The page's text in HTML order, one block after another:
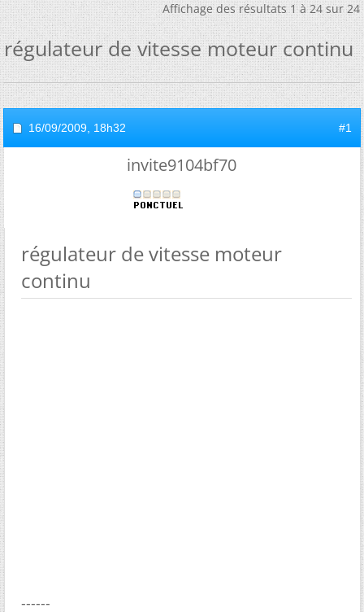
Affichage des résultats 1 à 24 sur 24
régulateur de vitesse moteur continu
16/09/2009, 18h32 #1
invite9104bf70
régulateur de vitesse moteur
continu
------